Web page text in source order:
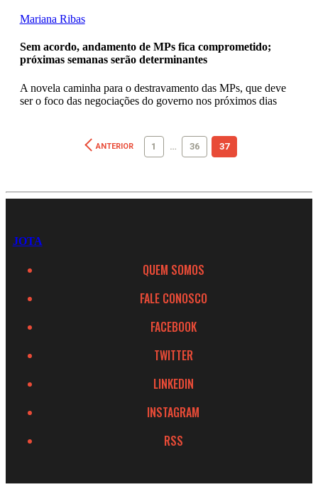
Mariana Ribas
Sem acordo, andamento de MPs fica comprometido;
próximas semanas serão determinantes
A novela caminha para o destravamento das MPs, que deve
ser o foco das negociações do governo nos próximos dias
ANTERIOR 1 … 36 37
JOTA
QUEM SOMOS
FALE CONOSCO
FACEBOOK
TWITTER
LINKEDIN
INSTAGRAM
RSS